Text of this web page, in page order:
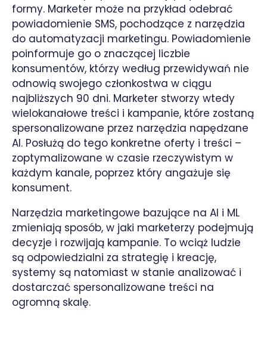
formy. Marketer może na przykład odebrać
powiadomienie SMS, pochodzące z narzędzia
do automatyzacji marketingu. Powiadomienie
poinformuje go o znaczącej liczbie
konsumentów, którzy według przewidywań nie
odnowią swojego członkostwa w ciągu
najbliższych 90 dni. Marketer stworzy wtedy
wielokanałowe treści i kampanie, które zostaną
spersonalizowane przez narzędzia napędzane
AI. Posłużą do tego konkretne oferty i treści –
zoptymalizowane w czasie rzeczywistym w
każdym kanale, poprzez który angażuje się
konsument.
Narzędzia marketingowe bazujące na AI i ML
zmieniają sposób, w jaki marketerzy podejmują
decyzje i rozwijają kampanie. To wciąż ludzie
są odpowiedzialni za strategię i kreację,
systemy są natomiast w stanie analizować i
dostarczać spersonalizowane treści na
ogromną skalę.